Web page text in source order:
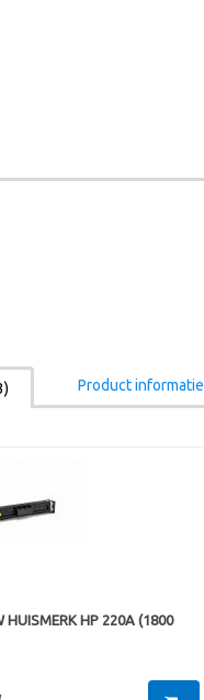
Product informatie
HUISMERK HP 220A (1800